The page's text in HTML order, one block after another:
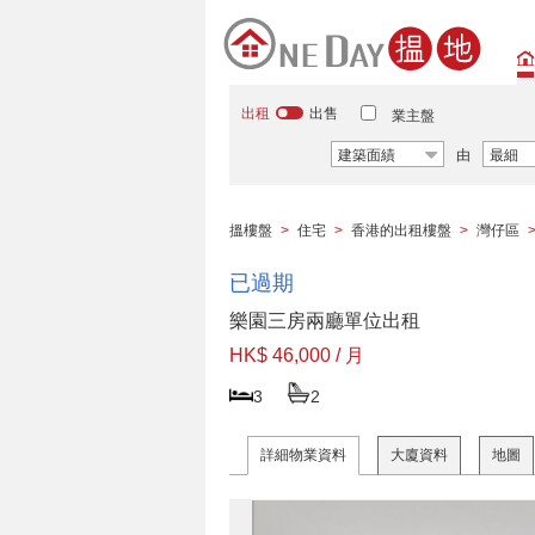
出租 出售 業主盤
建築面績 由 最細
搵樓盤 > 住宅 > 香港的出租樓盤 > 灣仔區 >
已過期
樂園三房兩廳單位出租
HK$ 46,000 / 月
3 2
詳細物業資料 大廈資料 地圖